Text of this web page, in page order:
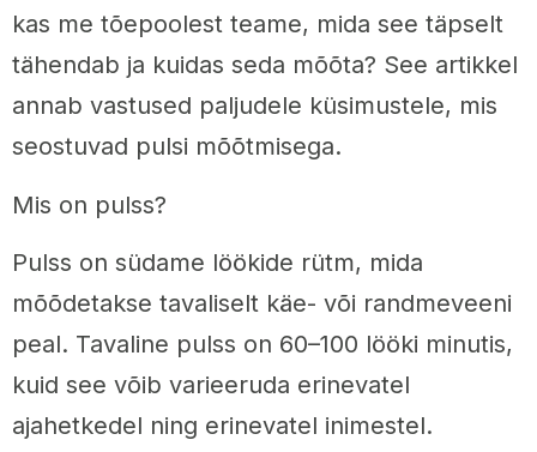
kas me tõepoolest teame, mida see täpselt
tähendab ja kuidas seda mõõta? See artikkel
annab vastused paljudele küsimustele, mis
seostuvad pulsi mõõtmisega.
Mis on pulss?
Pulss on südame löökide rütm, mida
mõõdetakse tavaliselt käe- või randmeveeni
peal. Tavaline pulss on 60–100 lööki minutis,
kuid see võib varieeruda erinevatel
ajahetkedel ning erinevatel inimestel.